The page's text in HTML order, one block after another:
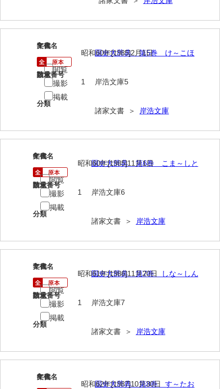
大中家文書（神奈川県）
大野毛利家文書
大村益次郎文書
大本氏収集文書
岡家文書（福栄村）
岡家文書（周南市）
岡田家文書（萩市）
岡田学収集史料
岡藤家文書
岡本家文書（島根県）
小川五郎収集史料
尾崎家文書
尾崎家文書（防府市）
小沢家文書（阿東町）
小田家文書（山口市吉敷）
小田家文書（柳井市金屋）
5
文書名
国史大辞典 第5巻 け～こほ
請求番号
岸浩文庫5
分類
諸家文書 ＞ 岸浩文庫
年代
昭和60年[1985]2月1日
数量
1
閲覧
撮影
掲載
6
文書名
国史大辞典 第6巻 こま～しと
請求番号
岸浩文庫6
分類
諸家文書 ＞ 岸浩文庫
年代
昭和60年[1985]11月1日
数量
1
閲覧
撮影
掲載
7
文書名
国史大辞典 第7巻 しな～しん
請求番号
岸浩文庫7
分類
諸家文書 ＞ 岸浩文庫
年代
昭和61年[1986]11月20日
数量
1
閲覧
撮影
掲載
8
文書名
国史大辞典 第8巻 す～たお
年代
昭和62年[1987]10月30日